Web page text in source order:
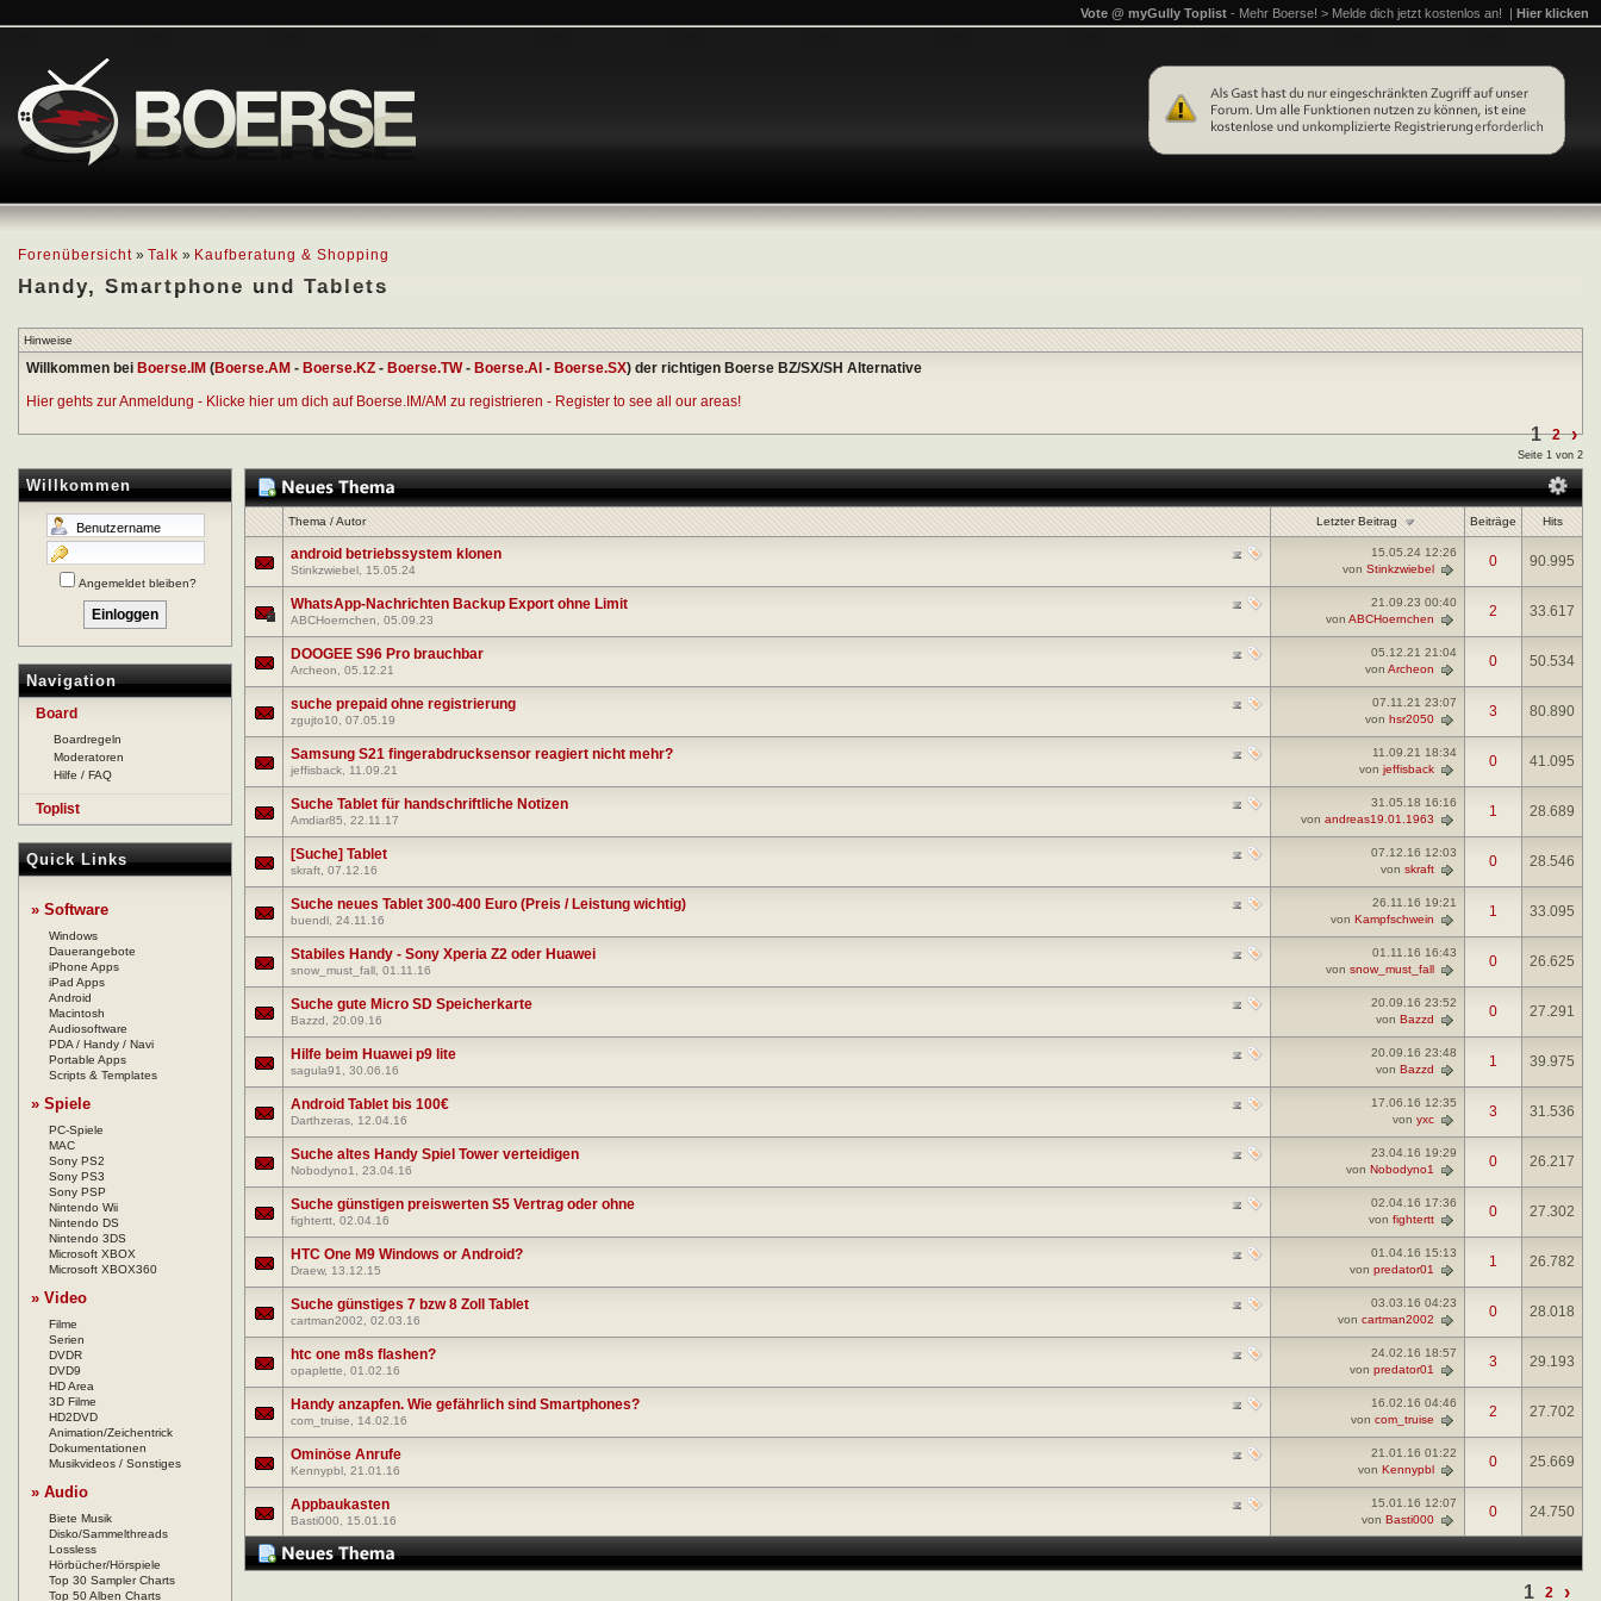
Forenübersicht » Talk » Kaufberatung & Shopping
Handy, Smartphone und Tablets
Vote @ myGully Toplist - Mehr Boerse! > Melde dich jetzt kostenlos an! | Hier klicken
Hinweise
Willkommen bei Boerse.IM (Boerse.AM - Boerse.KZ - Boerse.TW- Boerse.AI - Boerse.SX) der richtigen Boerse BZ/SX/SH Alternative
Hier gehts zur Anmeldung - Klicke hier um dich auf Boerse.IM/AM zu registrieren - Register to see all our areas!
Willkommen
Angemeldet bleiben?
Navigation
Board
Boardregeln
Moderatoren
Hilfe / FAQ
Toplist
Quick Links
» Software
Windows
Dauerangebote
iPhone Apps
iPad Apps
Android
Macintosh
Audiosoftware
PDA / Handy / Navi
Portable Apps
Scripts & Templates
» Spiele
PC-Spiele
MAC
Sony PS2
Sony PS3
Sony PSP
Nintendo Wii
Nintendo DS
Nintendo 3DS
Microsoft XBOX
Microsoft XBOX360
» Video
Filme
Serien
DVDR
DVD9
HD Area
3D Filme
HD2DVD
Animation/Zeichentrick
Dokumentationen
Musikvideos / Sonstiges
» Audio
Biete Musik
Disko/Sammelthreads
Lossless
Hörbücher/Hörspiele
Top 30 Sampler Charts
Top 50 Alben Charts
1 2 ›
Seite 1 von 2
Thema/Autor Letzter Beitrag Beiträge Hits
android betriebssystem klonen
Stinkzwiebel , 15.05.24
15.05.24 12:26
von Stinkzwiebel 0 90.995
WhatsApp-Nachrichten Backup Export ohne Limit
ABCHoernchen, 05.09.23
21.09.23 00:40
von ABCHoernchen 2 33.617
DOOGEE S96 Pro brauchbar
Archeon, 05.12.21
05.12.21 21:04
von Archeon 0 50.534
suche prepaid ohne registrierung
zgujto10, 07.05.19
07.11.21 23:07
von hsr2050 3 80.890
Samsung S21 fingerabdrucksensor reagiert nicht mehr?
jeffisback, 11.09.21
11.09.21 18:34
von jeffisback 0 41.095
Suche Tablet für handschriftliche Notizen
Amdiar85, 22.11.17
31.05.18 16:16
von andreas19.01.1963 1 28.689
[Suche] Tablet
skraft, 07.12.16
07.12.16 12:03
von skraft 0 28.546
Suche neues Tablet 300-400 Euro (Preis / Leistung wichtig)
buendl , 24.11.16
26.11.16 19:21
von Kampfschwein 1 33.095
Stabiles Handy - Sony Xperia Z2 oder Huawei
snow_must_fall , 01.11.16
01.11.16 16:43
von snow_must_fall 0 26.625
Suche gute Micro SD Speicherkarte
Bazzd , 20.09.16
20.09.16 23:52
von Bazzd 0 27.291
Hilfe beim Huawei p9 lite
sagula91, 30.06.16
20.09.16 23:48
von Bazzd 1 39.975
Android Tablet bis 100€
Darthzeras, 12.04.16
17.06.16 12:35
von yxc 3 31.536
Suche altes Handy Spiel Tower verteidigen
Nobodyno1, 23.04.16
23.04.16 19:29
von Nobodyno1 0 26.217
Suche günstigen preiswerten S5 Vertrag oder ohne
fightertt, 02.04.16
02.04.16 17:36
von fightertt 0 27.302
HTC One M9 Windows or Android?
Draew, 13.12.15
01.04.16 15:13
von predator01 1 26.782
Suche günstiges 7 bzw 8 Zoll Tablet
cartman2002, 02.03.16
03.03.16 04:23
von cartman2002 0 28.018
htc one m8s flashen?
opaplette, 01.02.16
24.02.16 18:57
von predator01 3 29.193
Handy anzapfen. Wie gefährlich sind Smartphones?
com_truise, 14.02.16
16.02.16 04:46
von com_truise 2 27.702
Ominöse Anrufe
Kennypbl , 21.01.16
21.01.16 01:22
von Kennypbl 0 25.669
Appbaukasten
Basti000, 15.01.16
15.01.16 12:07
von Basti000 0 24.750
1 2 ›